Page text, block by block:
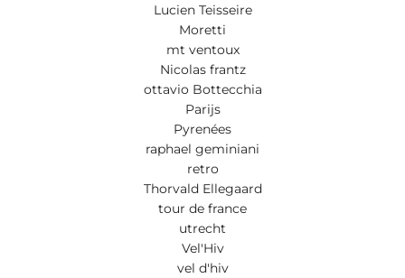
Lucien Teisseire
Moretti
mt ventoux
Nicolas frantz
ottavio Bottecchia
Parijs
Pyrenées
raphael geminiani
retro
Thorvald Ellegaard
tour de france
utrecht
Vel'Hiv
vel d'hiv